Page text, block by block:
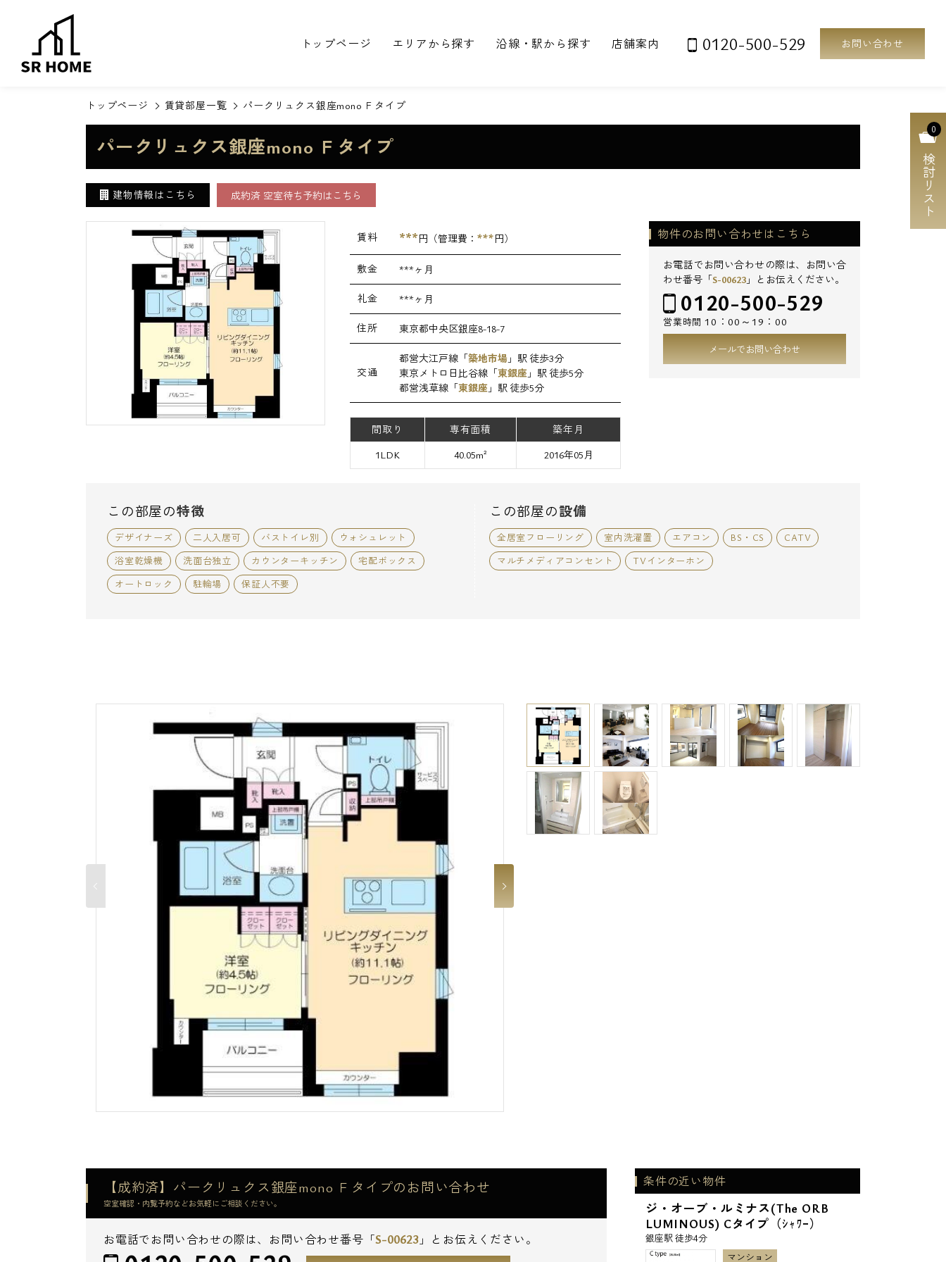
トップページ エリアから探す 沿線・駅から探す 店舗案内 0120-500-529 お問い合わせ
0
検討リスト
トップページ 賃貸部屋一覧 パークリュクス銀座mono Ｆタイプ
パークリュクス銀座mono Ｆタイプ
建物情報はこちら 成約済 空室待ち予約はこちら
賃料 ***円（管理費： ***円）
敷金 ***ヶ月
礼金 ***ヶ月
住所 東京都中央区銀座8-18-7
交通
都営大江戸線「築地市場 」駅 徒歩3分
東京メトロ日比谷線「東銀座 」駅 徒歩5分
都営浅草線「東銀座 」駅 徒歩5分
間取り 専有面積
築年月
1LDK
40.05m² 2016年05月
物件のお問い合わせはこちら
お電話でお問い合わせの際は、お問い合
わせ番号「S-00623 」とお伝えください。
0120-500-529
営業時間 10：00～19：00
メールでお問い合わせ
この部屋の特徴
デザイナーズ 二人入居可 バストイレ別
ウォシュレット
浴室乾燥機
洗面台独立 カウンターキッチン
宅配ボックス
オートロック
駐輪場 保証人不要
この部屋の設備
全居室フローリング 室内洗濯置 エアコン BS・CS
CATV
マルチメディアコンセント
TVインターホン
【成約済】パークリュクス銀座mono Ｆタイプのお問い合わせ
空室確認・内覧予約などお気軽にご相談ください。
お電話でお問い合わせの際は、お問い合わせ番号「S-00623 」とお伝えください。
条件の近い物件
ジ・オーブ・ルミナス(The ORB
LUMINOUS) Cタイプ（ｼｬﾜｰ）
銀座駅 徒歩4分
マンション